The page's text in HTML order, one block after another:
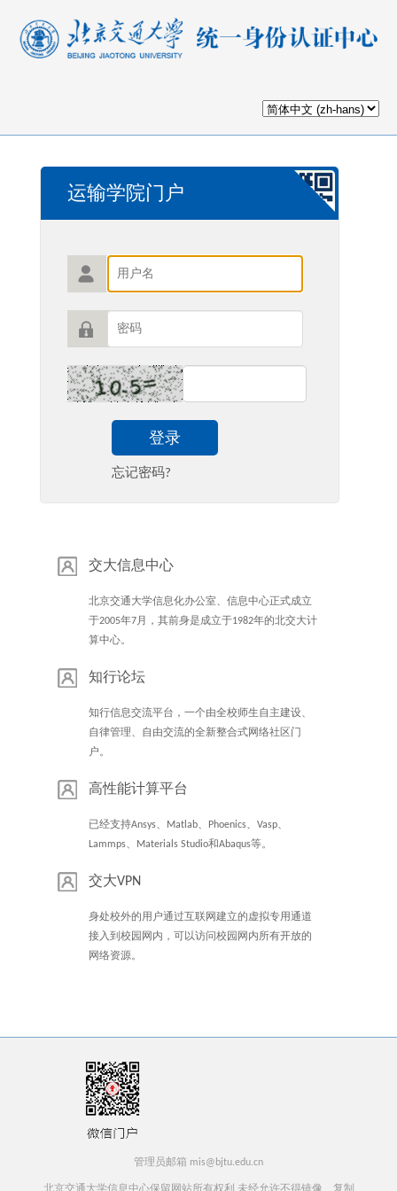
运输学院门户
登录
忘记密码?
交大信息中心
北京交通大学信息化办公室、信息中心正式成立
于2005年7月，其前身是成立于1982年的北交大计
算中心。
知行论坛
知行信息交流平台，一个由全校师生自主建设、
自律管理、自由交流的全新整合式网络社区门
户。
高性能计算平台
已经支持Ansys、Matlab、Phoenics、Vasp、
Lammps、Materials Studio和Abaqus等。
交大VPN
身处校外的用户通过互联网建立的虚拟专用通道
接入到校园网内，可以访问校园网内所有开放的
网络资源。
管理员邮箱 mis@bjtu.edu.cn